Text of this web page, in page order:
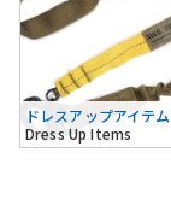
ドレスアップアイテム
Dress Up Items